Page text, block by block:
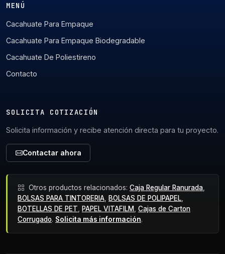
MENÚ
Cacahuate Para Empaque
Cacahuate Para Empaque Biodegradable
Cacahuate De Poliestireno
Contacto
SOLICITA COTIZACIÓN
Solicita información y recibe atención directa para tu proyecto.
Contactar ahora
Otros productos relacionados: Caja Regular Ranurada
BOLSAS PARA TINTORERIA
BOLSAS DE POLIPAPEL
BOTELLAS DE PET
PAPEL VITAFILM
Cajas de Carton
Corrugado. Solicita más información.